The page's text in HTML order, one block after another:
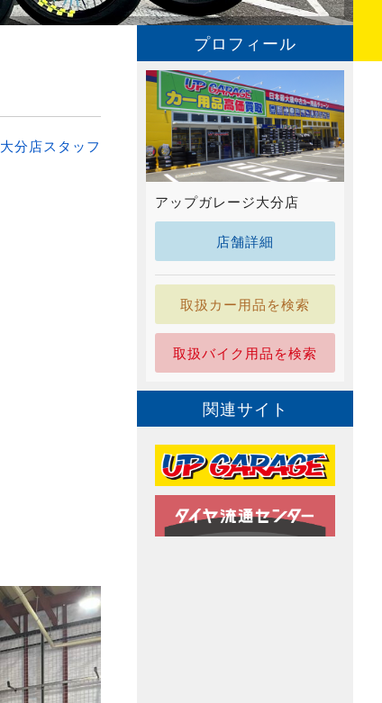
大分店スタッフ
プロフィール
アップガレージ大分店
店舗詳細
取扱カー用品を検索
取扱バイク用品を検索
関連サイト